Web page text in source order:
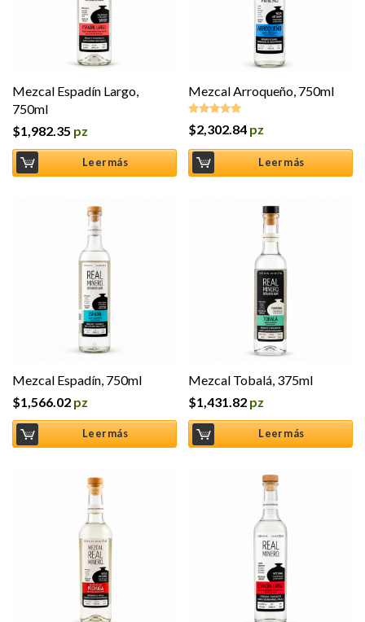
Mezcal Espadín Largo,
750ml
$1,982.35 pz
Leer más
Mezcal Arroqueño, 750ml
Valorado en
$2,302.84 pz
Leer más
Mezcal Espadín, 750ml
$1,566.02 pz
Leer más
Mezcal Tobalá, 375ml
$1,431.82 pz
Leer más